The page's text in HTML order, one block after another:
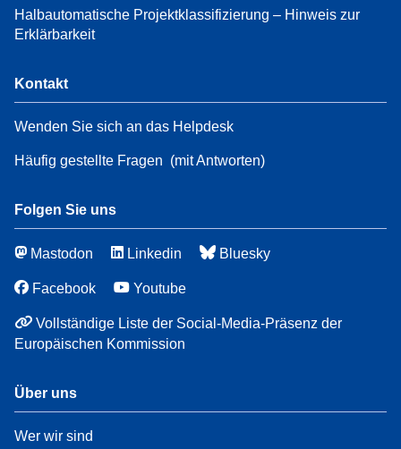
Halbautomatische Projektklassifizierung – Hinweis zur
Erklärbarkeit
Kontakt
Wenden Sie sich an das Helpdesk
Häufig gestellte Fragen (mit Antworten)
Folgen Sie uns
Mastodon Linkedin Bluesky
Facebook Youtube
Vollständige Liste der Social-Media-Präsenz der
Europäischen Kommission
Über uns
Wer wir sind